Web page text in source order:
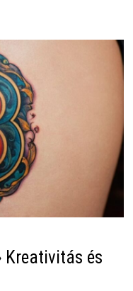
Kreativitás és